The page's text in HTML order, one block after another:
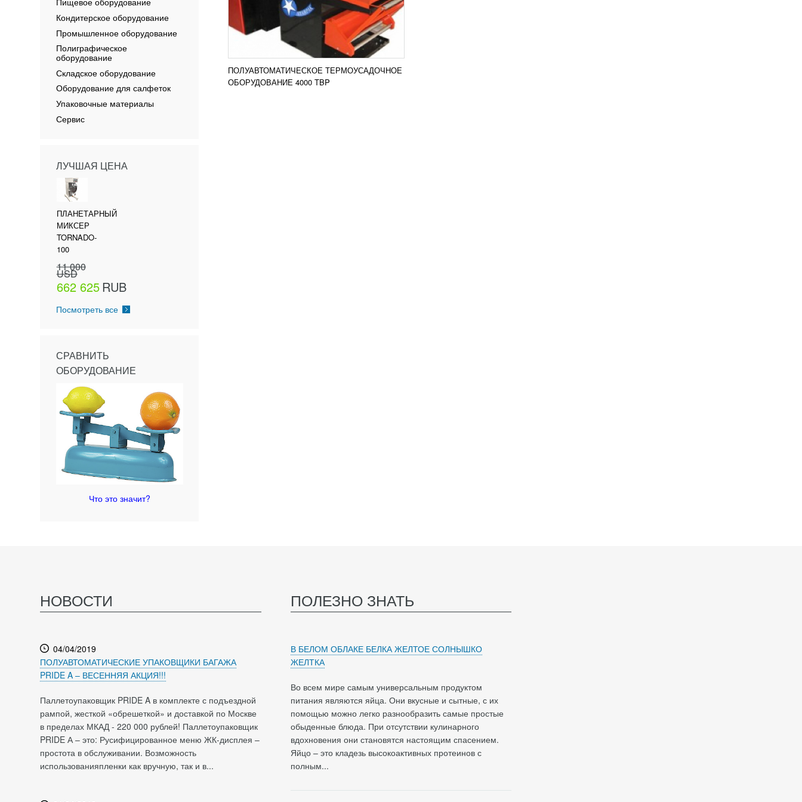
ПОЛУАВТОМАТИЧЕСКОЕ ТЕРМОУСАДОЧНОЕ
ОБОРУДОВАНИЕ 4000 TBP
Кондитерское оборудование
Промышленное оборудование
Полиграфическое
оборудование
Складское оборудование
Оборудование для салфеток
Упаковочные материалы
Сервис
ЛУЧШАЯ ЦЕНА
ПЛАНЕТАРНЫЙ
МИКСЕР
TORNADO-
100
11 000
USD
662 625RUB
Посмотреть все
СРАВНИТЬ
ОБОРУДОВАНИЕ
Что это значит?
НОВОСТИ
04/04/2019
ПОЛУАВТОМАТИЧЕСКИЕ УПАКОВЩИКИ БАГАЖА
PRIDE A – ВЕСЕННЯЯ АКЦИЯ!!!
Паллетоупаковщик PRIDE A в комплекте с подъездной
рампой, жесткой «обрешеткой» и доставкой по Москве
в пределах МКАД - 220 000 рублей! Паллетоупаковщик
PRIDE А – это: Русифицированное меню ЖК-дисплея –
простота в обслуживании. Возможность
использованияпленки как вручную, так и в...
ПОЛЕЗНО ЗНАТЬ
В БЕЛОМ ОБЛАКЕ БЕЛКА ЖЕЛТОЕ СОЛНЫШКО
ЖЕЛТКА
Во всем мире самым универсальным продуктом
питания являются яйца. Они вкусные и сытные, с их
помощью можно легко разнообразить самые простые
обыденные блюда. При отсутствии кулинарного
вдохновения они становятся настоящим спасением.
Яйцо – это кладезь высокоактивных протеинов с
полным...